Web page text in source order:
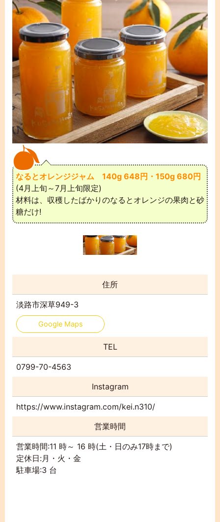
なるとオレンジジャム 140g 648円・150g 680円
(4月上旬～7月上旬限定)
材料は、収穫したばかりのなるとオレンジの果肉と砂
糖だけ!
住所
淡路市深草949-3
Google Maps
TEL
0799-70-4563
Instagram
https://www.instagram.com/kei.n310/
営業時間
営業時間:11 時～ 16 時(土・日のみ17時まで)
定休日:月・火・金
駐車場:3 台